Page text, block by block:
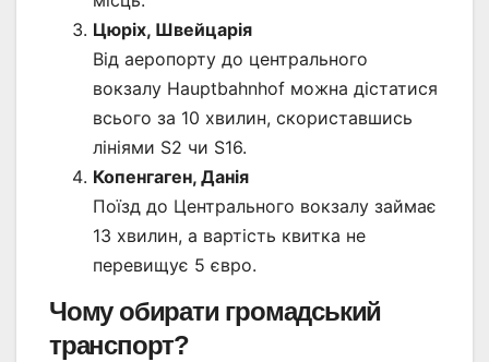
Цюріх, Швейцарія
Від аеропорту до центрального
вокзалу Hauptbahnhof можна дістатися
всього за 10 хвилин, скориставшись
лініями S2 чи S16.
Копенгаген, Данія
Поїзд до Центрального вокзалу займає
13 хвилин, а вартість квитка не
перевищує 5 євро.
Чому обирати громадський
транспорт?